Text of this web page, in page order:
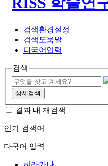
검색환경설정
검색도움말
다국어입력
검색
상세검색
결과 내 재검색
인기 검색어
다국어 입력